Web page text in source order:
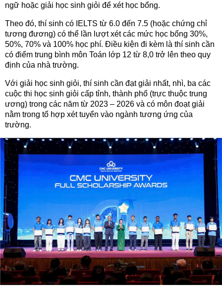
ngữ hoặc giải học sinh giỏi để xét học bổng.
Theo đó, thí sinh có IELTS từ 6.0 đến 7.5 (hoặc chứng chỉ
tương đương) có thể lần lượt xét các mức học bổng 30%,
50%, 70% và 100% học phí. Điều kiện đi kèm là thí sinh cần
có điểm trung bình môn Toán lớp 12 từ 8,0 trở lên theo quy
định của nhà trường.
Với giải học sinh giỏi, thí sinh cần đạt giải nhất, nhì, ba các
cuộc thi học sinh giỏi cấp tỉnh, thành phố (trực thuộc trung
ương) trong các năm từ 2023 – 2026 và có môn đoạt giải
nằm trong tổ hợp xét tuyển vào ngành tương ứng của
trường.